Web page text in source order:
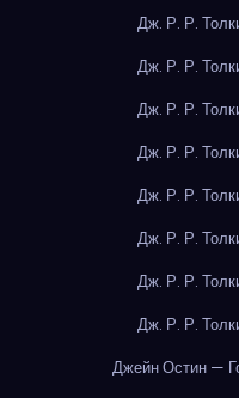
Дж. Р. Р.
Дж. Р. Р.
Дж. Р. Р.
Дж. Р. Р.
Дж. Р. Р.
Дж. Р. Р.
Дж. Р. Р.
Дж. Р. Р.
Джейн Остин —